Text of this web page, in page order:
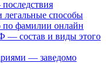
легальные способы
по фамилии онлайн
— состав и виды этого
— заведомо